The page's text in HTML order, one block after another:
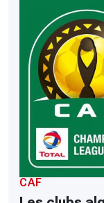
CAF